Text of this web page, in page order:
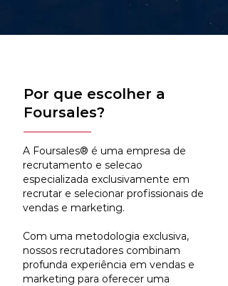
Por que escolher a
Foursales?
A Foursales® é uma empresa de
recrutamento e selecao
especializada exclusivamente em
recrutar e selecionar profissionais de
vendas e marketing.
Com uma metodologia exclusiva,
nossos recrutadores combinam
profunda experiência em vendas e
marketing para oferecer uma